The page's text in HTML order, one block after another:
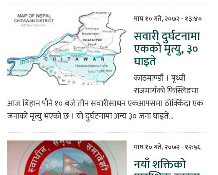
माघ १० गते, २०७२ - १३:४०
सवारी दुर्घटनामा
एकको मृत्यु, ३०
घाइते
काठमाण्डौं । पृथ्वी
राजमार्गको फिस्लिङमा
आज बिहान पौने १० बजे तीन सवारीसाधन एकआपसमा ठोक्किँदा एक
जनाको मृत्यु भएको छ । यो दुर्घटनामा अन्य ३० जना घाइते...
माघ १० गते, २०७२ - १२:५६
नयाँ शक्तिको